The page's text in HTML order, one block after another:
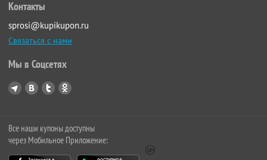
Контакты
sprosi@kupikupon.ru
Связаться с нами
Мы в Соцсетях
Все наши купоны доступны
через Мобильное Приложение: